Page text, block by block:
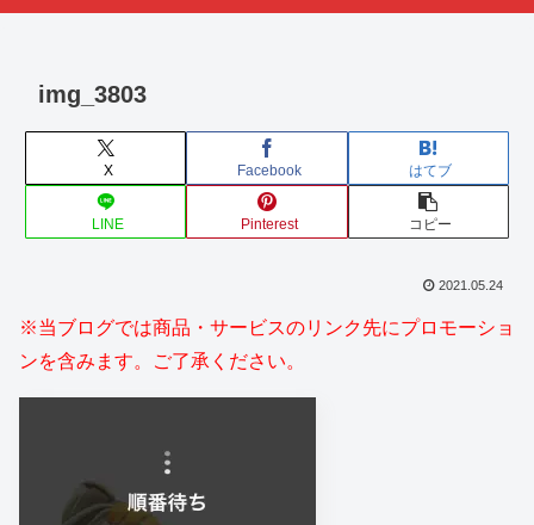
img_3803
X Facebook はてブ
LINE Pinterest コピー
2021.05.24
※当ブログでは商品・サービスのリンク先にプロモーショ
ンを含みます。ご了承ください。